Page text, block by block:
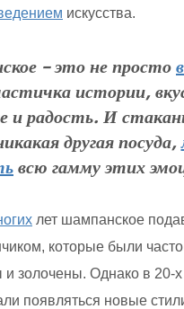
искусства.
– это не просто
истории,
и радость. И
другая посуда,
всю гамму этих
лет шампанское
которые были часто
золочены. Однако в 20-х
появляться новые